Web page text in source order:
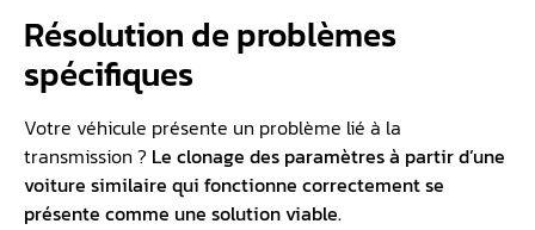
Résolution de problèmes
spécifiques
Votre véhicule présente un problème lié à la
transmission ? Le clonage des paramètres à partir d’une
voiture similaire qui fonctionne correctement se
présente comme une solution viable.